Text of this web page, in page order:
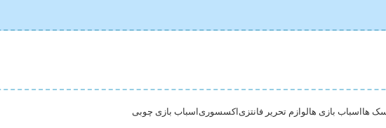
هااسباب بازی هالوازم تحریر فانتزیاکسسوریاسباب بازی چوبی